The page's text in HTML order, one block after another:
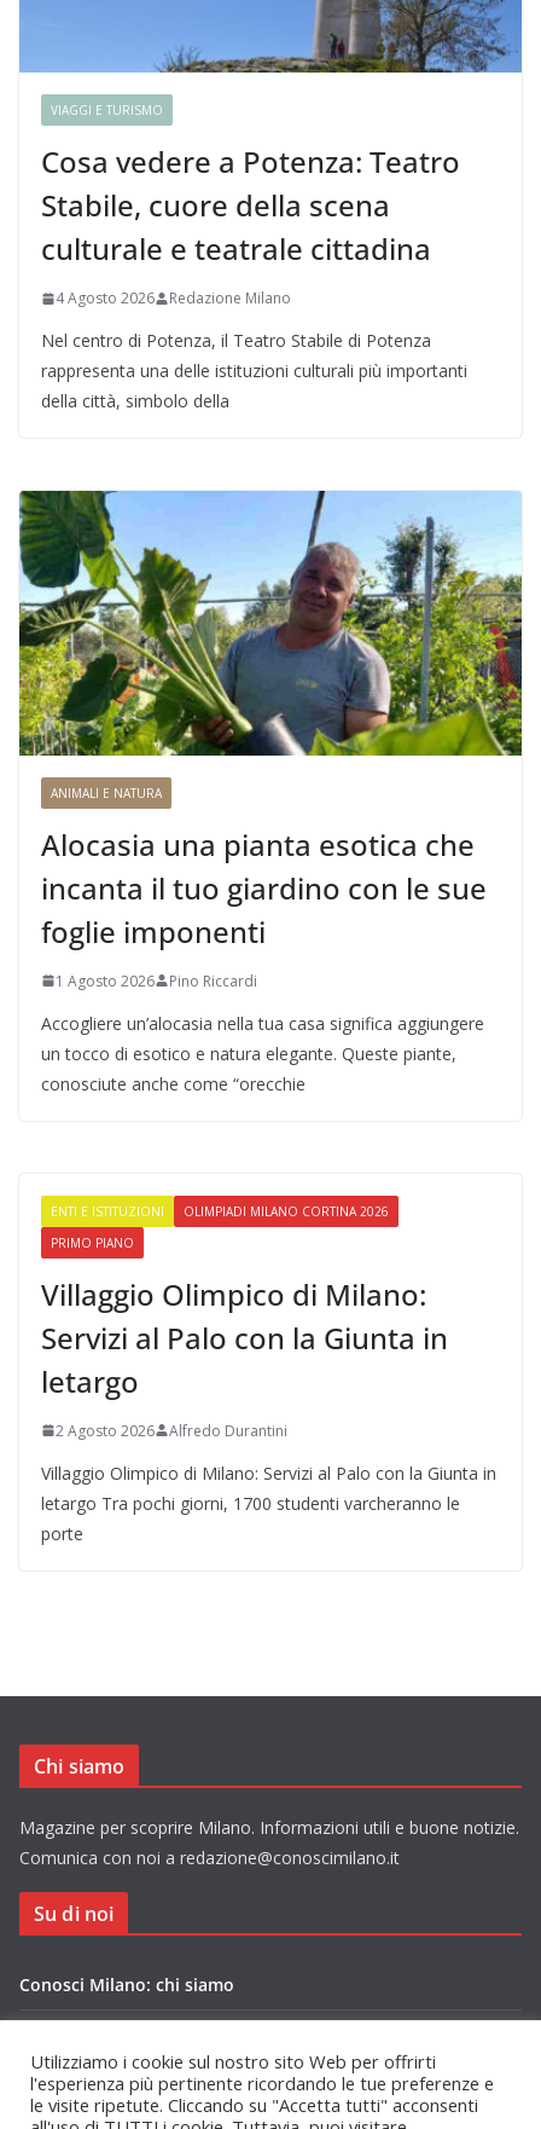
VIAGGI E TURISMO
Cosa vedere a Potenza: Teatro
Stabile, cuore della scena
culturale e teatrale cittadina
4 Agosto 2026 Redazione Milano
Nel centro di Potenza, il Teatro Stabile di Potenza
rappresenta una delle istituzioni culturali più importanti
della città, simbolo della
ANIMALI E NATURA
Alocasia una pianta esotica che
incanta il tuo giardino con le sue
foglie imponenti
1 Agosto 2026 Pino Riccardi
Accogliere un’alocasia nella tua casa significa aggiungere
un tocco di esotico e natura elegante. Queste piante,
conosciute anche come “orecchie
ENTI E ISTITUZIONI
OLIMPIADI MILANO CORTINA 2026
PRIMO PIANO
Villaggio Olimpico di Milano:
Servizi al Palo con la Giunta in
letargo
2 Agosto 2026 Alfredo Durantini
Villaggio Olimpico di Milano: Servizi al Palo con la Giunta in
letargo Tra pochi giorni, 1700 studenti varcheranno le
porte
Chi siamo
Magazine per scoprire Milano. Informazioni utili e buone notizie.
Comunica con noi a redazione@conoscimilano.it
Su di noi
Conosci Milano: chi siamo
Utilizziamo i cookie sul nostro sito Web per offrirti
l'esperienza più pertinente ricordando le tue preferenze e
le visite ripetute. Cliccando su "Accetta tutti" acconsenti